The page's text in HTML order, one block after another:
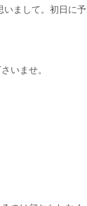
いまして。初日に予
いませ。